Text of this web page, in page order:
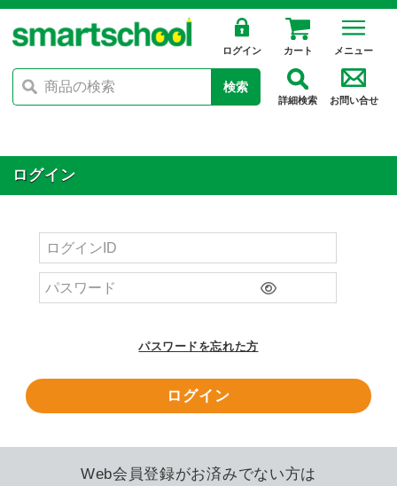
ログイン カート メニュー
検索
詳細検索 お問い合せ
ログイン
パスワードを忘れた方
Web会員登録がお済みでない方は